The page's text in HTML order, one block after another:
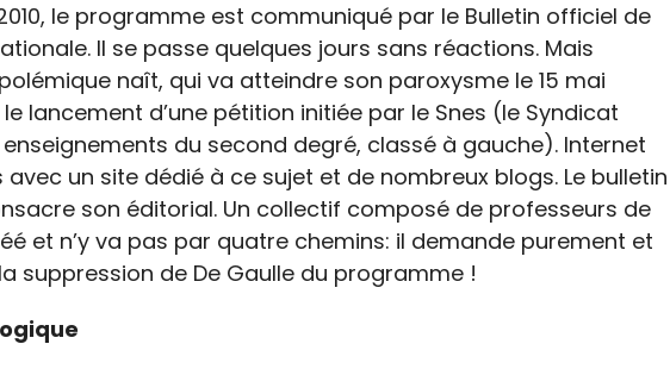
le programme est communiqué par le Bulletin officiel de
Il se passe quelques jours sans réactions. Mais
naît, qui va atteindre son paroxysme le 15 mai
lancement d’une pétition initiée par le Snes (le Syndicat
du second degré, classé à gauche). Internet
avec un site dédié à ce sujet et de nombreux blogs. Le bulletin
son éditorial. Un collectif composé de professeurs de
et n’y va pas par quatre chemins: il demande purement et
suppression de De Gaulle du programme !